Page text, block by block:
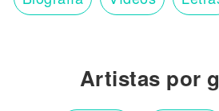
Artistas por